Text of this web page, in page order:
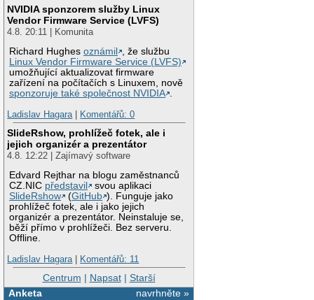
NVIDIA sponzorem služby Linux
Vendor Firmware Service (LVFS)
4.8. 20:11 | Komunita
Richard Hughesoznámil
, že službu
Linux Vendor Firmware Service (LVFS)
umožňující aktualizovat firmware
zařízení na počítačích s Linuxem, nově
sponzoruje také společnost NVIDIA .
Ladislav Hagara| Komentářů: 0
SlideRshow, prohlížeč fotek, ale i
jejich organizér a prezentátor
4.8. 12:22 | Zajímavý software
Edvard Rejthar na blogu zaměstnanců
CZ.NIC představil
svou aplikaci
SlideRshow
(GitHub ). Funguje jako
prohlížeč fotek, ale i jako jejich
organizér a prezentátor. Neinstaluje se,
běží přímo v prohlížeči. Bez serveru.
Offline.
Ladislav Hagara| Komentářů: 11
Centrum | Napsat| Starší
navrhněte »
Anketa